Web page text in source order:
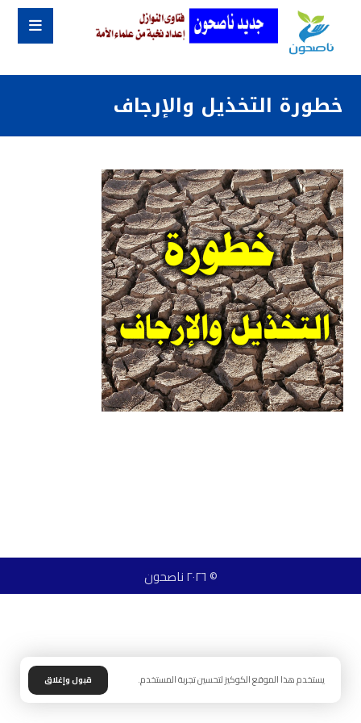
خطورة التخذيل والإرجاف
© ٢٠٢٦ ناصحون
يستخدم هذا الموقع الكوكيز لتحسين تجربة المستخدم. قبول وإغلاق